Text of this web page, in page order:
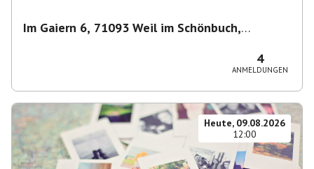
Im Gaiern 6, 71093 Weil im Schönbuch,
4
ANMELDUNGEN
Heute, 09.08.2026
12:00